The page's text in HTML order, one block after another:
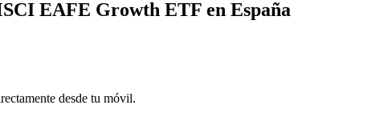
EAFE Growth ETF en España
desde tu móvil.